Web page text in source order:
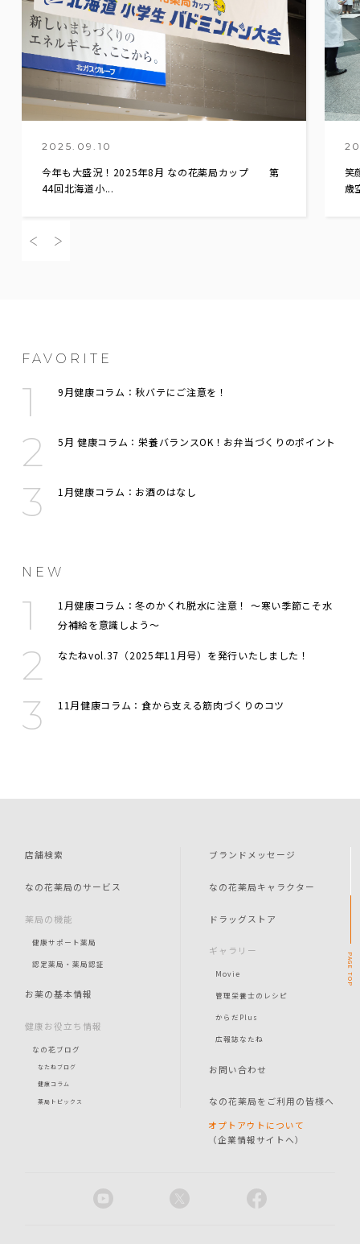
2025.09.10
今年も大盛況！2025年8月 なの花薬局カップ 第
44回北海道小...
笑
歳
FAVORITE
9月健康コラム：秋バテにご注意を！
5月 健康コラム：栄養バランスOK！お弁当づくりのポイント
1月健康コラム：お酒のはなし
NEW
1月健康コラム：冬のかくれ脱水に注意！ 〜寒い季節こそ水
分補給を意識しよう〜
なたねvol.37（2025年11月号）を発行いたしました！
11月健康コラム：食から支える筋肉づくりのコツ
店舗検索
なの花薬局のサービス
薬局の機能
健康サポート薬局
認定薬局・薬局認証
お薬の基本情報
健康お役立ち情報
なの花ブログ
なたねブログ
健康コラム
薬局トピックス
ブランドメッセージ
なの花薬局キャラクター
ドラッグストア
ギャラリー
Movie
管理栄養士のレシピ
からだPlus
広報誌なたね
お問い合わせ
なの花薬局をご利用の皆様へ
オプトアウトについて
（企業情報サイトへ）
PAGE
TOP